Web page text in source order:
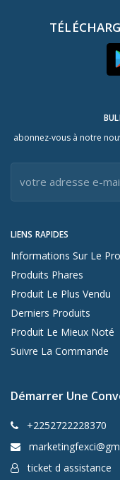
LIENS RAPIDES
Informations Sur Le
Produits Phares
Produit Le Plus Vendu
Derniers Produits
Produit Le Mieux Noté
Suivre La Commande
abonnez-vous à notre
Démarrer Une
+2252722228370
ticket d assistance